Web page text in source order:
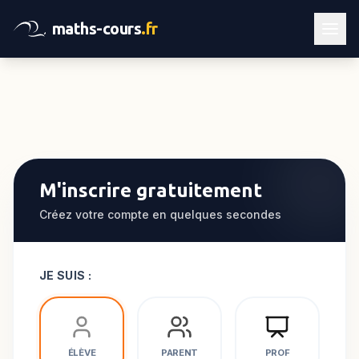
maths-cours.fr
M'inscrire gratuitement
Créez votre compte en quelques secondes
JE SUIS :
ÉLÈVE PARENT PROF